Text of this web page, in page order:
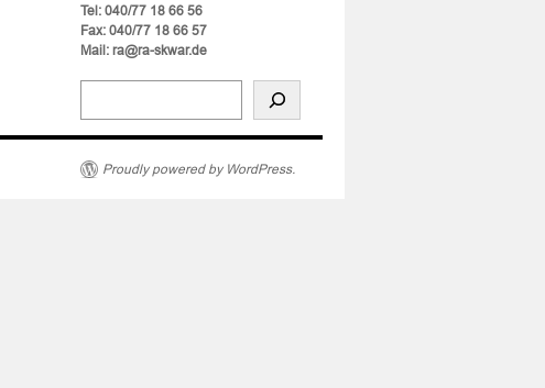
Tel: 040/77 18 66 56
Fax: 040/77 18 66 57
Mail: ra@ra-skwar.de
Proudly powered by WordPress.